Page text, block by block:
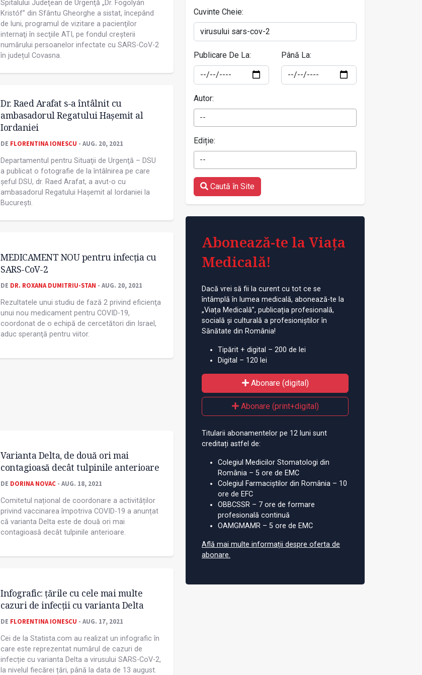
Spitalului Judeţean de Urgenţă „Dr. Fogolyán
Kristóf” din Sfântu Gheorghe a sistat, începând
de luni, programul de vizitare a pacienţilor
internaţi în secţiile ATI, pe fondul creşterii
numărului persoanelor infectate cu SARS-CoV-2
în județul Covasna.
Dr. Raed Arafat s-a întâlnit cu
ambasadorul Regatului Hașemit al
Iordaniei
DE FLORENTINA IONESCU - AUG. 20, 2021
Departamentul pentru Situaţii de Urgenţă – DSU
a publicat o fotografie de la întâlnirea pe care
șeful DSU, dr. Raed Arafat, a avut-o cu
ambasadorul Regatului Hașemit al Iordaniei la
București.
MEDICAMENT NOU pentru infecţia cu
SARS-CoV-2
DE DR. ROXANA DUMITRIU-STAN - AUG. 20, 2021
Rezultatele unui studiu de fază 2 privind eficienţa
unui nou medicament pentru COVID-19,
coordonat de o echipă de cercetători din Israel,
aduc speranţă pentru viitor.
Varianta Delta, de două ori mai
contagioasă decât tulpinile anterioare
DE DORINA NOVAC - AUG. 18, 2021
Comitetul național de coordonare a activităților
privind vaccinarea împotriva COVID-19 a anunțat
că varianta Delta este de două ori mai
contagioasă decât tulpinile anterioare.
Infografic: țările cu cele mai multe
cazuri de infecții cu varianta Delta
DE FLORENTINA IONESCU - AUG. 17, 2021
Cei de la Statista.com au realizat un infografic în
care este reprezentat numărul de cazuri de
infecție cu varianta Delta a virusului SARS-CoV-2,
la nivelul fiecărei țări, până la data de 13 august.
Cuvinte Cheie:
Publicare De La: Până La:
Autor:
--
Ediție:
--
Caută în Site
Abonează-te la Viața
Medicală!
Dacă vrei să fii la curent cu tot ce se
întâmplă în lumea medicală, abonează-te la
„Viața Medicală”, publicația profesională,
socială și culturală a profesioniștilor în
Sănătate din România!
Tipărit + digital – 200 de lei
Digital – 120 lei
Abonare (digital)
Abonare (print+digital)
Titularii abonamentelor pe 12 luni sunt
creditați astfel de:
Colegiul Medicilor Stomatologi din
România – 5 ore de EMC
Colegiul Farmaciștilor din România – 10
ore de EFC
OBBCSSR – 7 ore de formare
profesională continuă
OAMGMAMR – 5 ore de EMC
Află mai multe informații despre oferta de
abonare.